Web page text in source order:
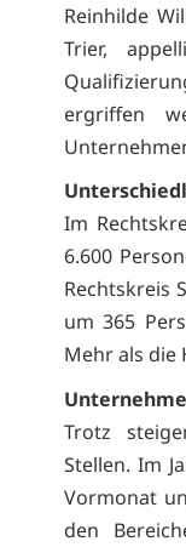
Reinhilde
Trier,
ergriffen
Im
6.600
Rechtskreis
um 365
Mehr als die
Trotz
Stellen. Im
Vormonat
den